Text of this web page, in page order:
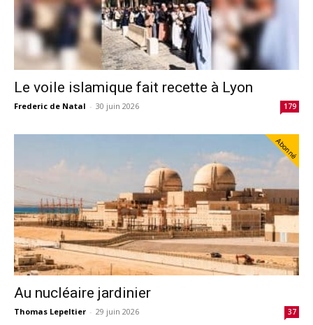
Le voile islamique fait recette à Lyon
Frederic de Natal - 30 juin 2026 179
Abonné
Au nucléaire jardinier
Thomas Lepeltier - 29 juin 2026 37